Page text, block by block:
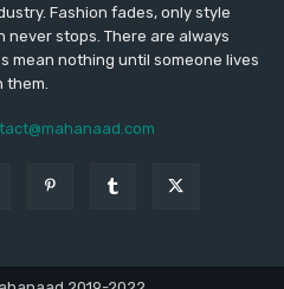
Fashion fades, only style
never stops. There are always
mean nothing until someone lives
them.